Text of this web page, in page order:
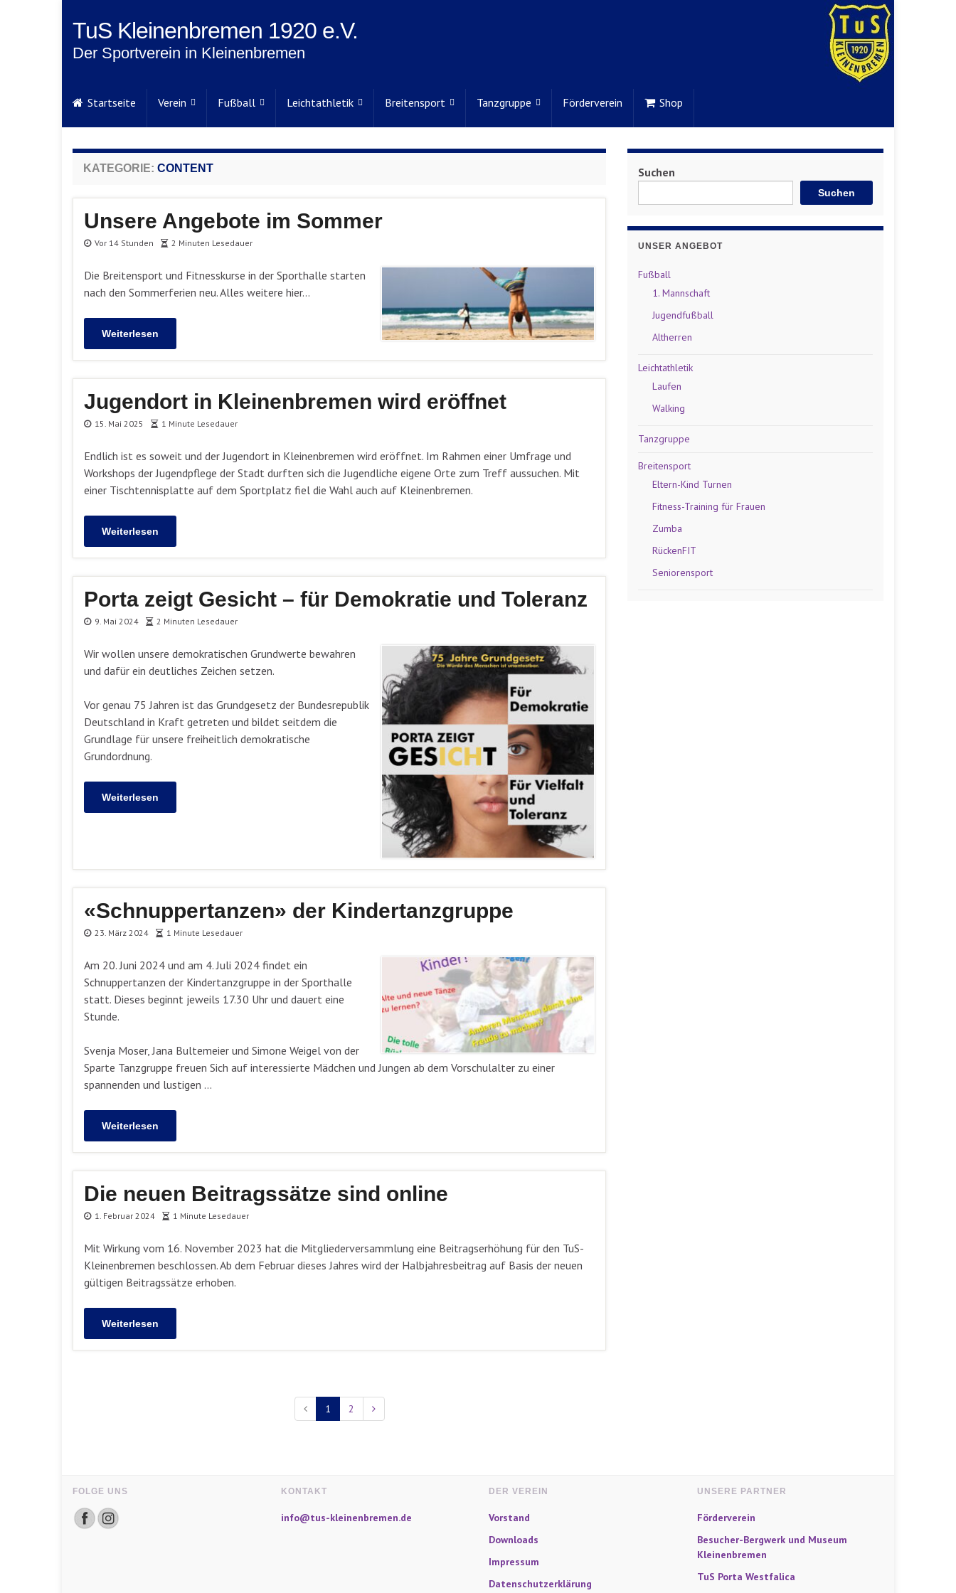
TuS Kleinenbremen 1920 e.V.
Der Sportverein in Kleinenbremen
Startseite Verein Fußball Leichtathletik Breitensport Tanzgruppe Förderverein Shop
KATEGORIE: CONTENT
Unsere Angebote im Sommer
Vor 14 Stunden 2 Minuten Lesedauer
Die Breitensport und Fitnesskurse in der Sporthalle starten
nach den Sommerferien neu. Alles weitere hier…
Weiterlesen
Jugendort in Kleinenbremen wird eröffnet
15. Mai 2025 1 Minute Lesedauer
Endlich ist es soweit und der Jugendort in Kleinenbremen wird eröffnet. Im Rahmen einer Umfrage und
Workshops der Jugendpflege der Stadt durften sich die Jugendliche eigene Orte zum Treff aussuchen. Mit
einer Tischtennisplatte auf dem Sportplatz fiel die Wahl auch auf Kleinenbremen.
Weiterlesen
Porta zeigt Gesicht – für Demokratie und Toleranz
9. Mai 2024 2 Minuten Lesedauer
Wir wollen unsere demokratischen Grundwerte bewahren
und dafür ein deutliches Zeichen setzen.
Vor genau 75 Jahren ist das Grundgesetz der Bundesrepublik
Deutschland in Kraft getreten und bildet seitdem die
Grundlage für unsere freiheitlich demokratische
Grundordnung.
Weiterlesen
«Schnuppertanzen» der Kindertanzgruppe
23. März 2024 1 Minute Lesedauer
Am 20. Juni 2024 und am 4. Juli 2024 findet ein
Schnuppertanzen der Kindertanzgruppe in der Sporthalle
statt. Dieses beginnt jeweils 17.30 Uhr und dauert eine
Stunde.
Svenja Moser, Jana Bultemeier und Simone Weigel von der
Sparte Tanzgruppe freuen Sich auf interessierte Mädchen und Jungen ab dem Vorschulalter zu einer
spannenden und lustigen …
Weiterlesen
Die neuen Beitragssätze sind online
1. Februar 2024 1 Minute Lesedauer
Mit Wirkung vom 16. November 2023 hat die Mitgliederversammlung eine Beitragserhöhung für den TuS-
Kleinenbremen beschlossen. Ab dem Februar dieses Jahres wird der Halbjahresbeitrag auf Basis der neuen
gültigen Beitragssätze erhoben.
Weiterlesen
1 2
Suchen
Suchen
UNSER ANGEBOT
Fußball
1. Mannschaft
Jugendfußball
Altherren
Leichtathletik
Laufen
Walking
Tanzgruppe
Breitensport
Eltern-Kind Turnen
Fitness-Training für Frauen
Zumba
RückenFIT
Seniorensport
FOLGE UNS KONTAKT
info@tus-kleinenbremen.de
DER VEREIN
Vorstand
Downloads
Impressum
Datenschutzerklärung
UNSERE PARTNER
Förderverein
Besucher-Bergwerk und Museum
Kleinenbremen
TuS Porta Westfalica